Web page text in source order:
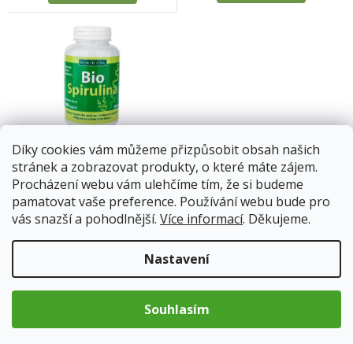
Díky cookies vám můžeme přizpůsobit obsah našich
stránek a zobrazovat produkty, o které máte zájem.
Procházení webu vám ulehčíme tím, že si budeme
pamatovat vaše preference. Používání webu bude pro
vás snazší a pohodlnější. Více informací. Děkujeme.
Nastavení
Souhlasím
Spirulina s vitaminem B12
300 tablet × 500 mg BIO
HEALTH LINK
Skladem
O
položek celkem